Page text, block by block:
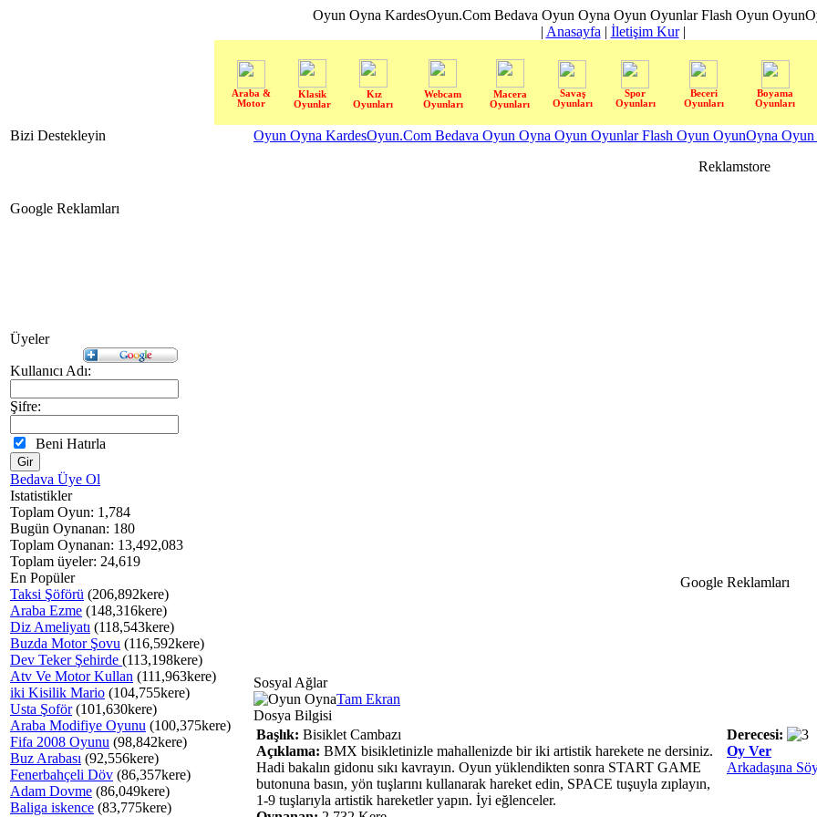
Oyun Oyna KardesOyun.Com Bedava Oyun Oyna Oyun Oyunlar Flash Oyun
| Anasayfa | İletişim Kur|
Araba &
Motor
Klasik
Oyunlar
Kız
Oyunları
Webcam
Oyunları
Macera
Oyunları
Savaş
Oyunları
Spor
Oyunları
Beceri
Oyunları
Boyama
Oyunları
Bizi Destekleyin
Google Reklamları
Üyeler
Kullanıcı Adı:
Şifre:
Beni Hatırla
Bedava Üye Ol
Istatistikler
Toplam Oyun: 1,784
Bugün Oynanan: 180
Toplam Oynanan: 13,492,083
Toplam üyeler: 24,619
En Popüler
Taksi Şöförü (206,892kere)
Araba Ezme (148,316kere)
Diz Ameliyatı (118,543kere)
Buzda Motor Şovu (116,592kere)
Dev Teker Şehirde (113,198kere)
Atv Ve Motor Kullan (111,963kere)
iki Kisilik Mario (104,755kere)
Usta Şoför(101,630kere)
Araba Modifiye Oyunu (100,375kere)
Fifa 2008 Oyunu (98,842kere)
Buz Arabası (92,556kere)
Fenerbahçeli Döv (86,357kere)
Adam Dovme (86,049kere)
Baliga iskence (83,775kere)
Oyun Oyna KardesOyun.Com Bedava Oyun Oyna Oyun Oyunlar Flash Oyun OyunOyna Oyun
Reklamstore
Google Reklamları
Sosyal Ağlar
Tam Ekran
Dosya Bilgisi
Başlık: Bisiklet Cambazı
Açıklama: BMX bisikletinizle mahallenizde bir iki artistik harekete ne dersiniz.
Hadi bakalın gidonu sıkı kavrayın. Oyun yüklendikten sonra START GAME
butonuna basın, yön tuşlarını kullanarak hareket edin, SPACE tuşuyla zıplayın,
1-9 tuşlarıyla artistik hareketler yapın. İyi eğlenceler.
Derecesi:
Oy Ver
Arkadaşına